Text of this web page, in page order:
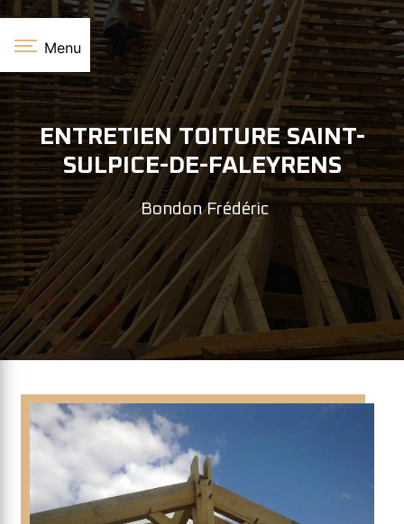
Menu
ENTRETIEN TOITURE SAINT-
SULPICE-DE-FALEYRENS
Bondon Frédéric
Panneau de gestion des cookies